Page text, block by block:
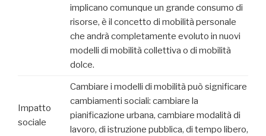
implicano comunque un grande consumo di
risorse, è il concetto di mobilità personale
che andrà completamente evoluto in nuovi
modelli di mobilità collettiva o di mobilità
dolce.
Impatto
sociale
Cambiare i modelli di mobilità può significare
cambiamenti sociali: cambiare la
pianificazione urbana, cambiare modalità di
lavoro, di istruzione pubblica, di tempo libero,